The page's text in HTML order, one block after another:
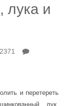
лука и
и перетереть
лук,